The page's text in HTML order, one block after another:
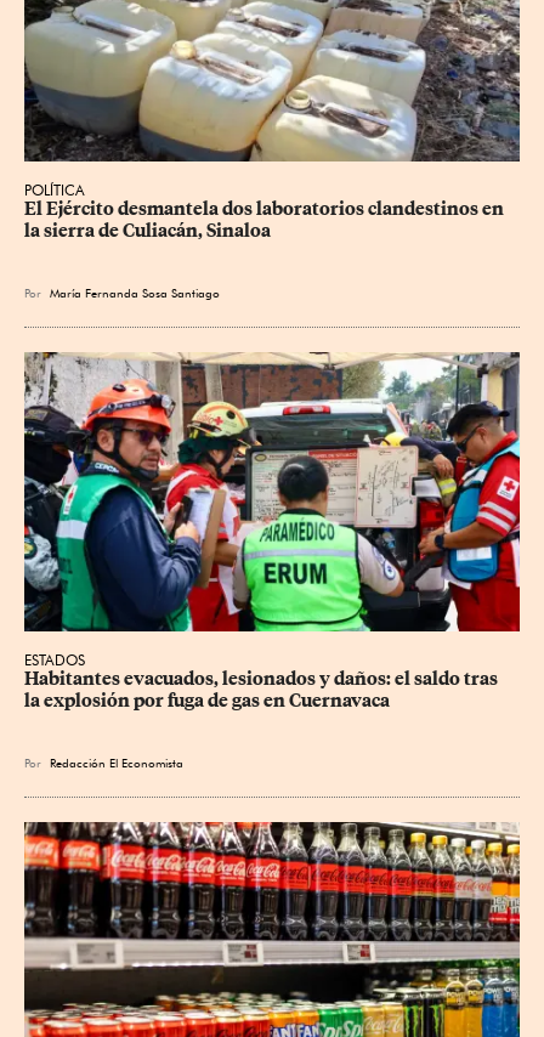
POLÍTICA
El Ejército desmantela dos laboratorios clandestinos en
la sierra de Culiacán, Sinaloa
Por María Fernanda Sosa Santiago
ESTADOS
Habitantes evacuados, lesionados y daños: el saldo tras
la explosión por fuga de gas en Cuernavaca
Por Redacción El Economista